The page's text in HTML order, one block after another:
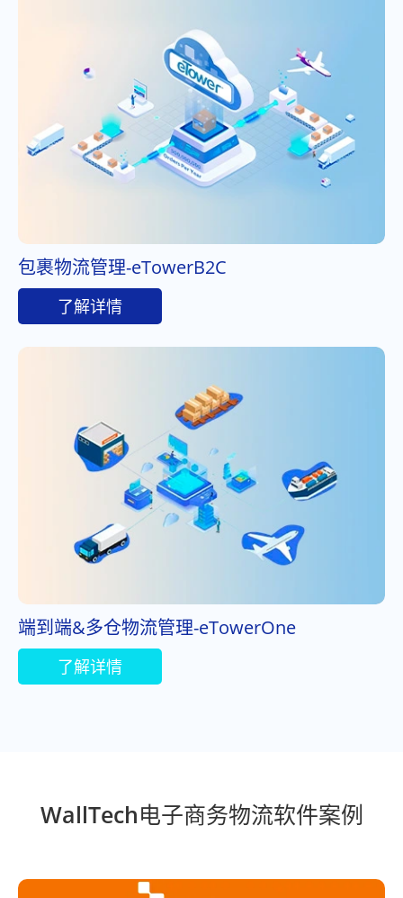
包裹物流管理-eTowerB2C
了解详情
端到端&多仓物流管理-eTowerOne
了解详情
WallTech电子商务物流软件案例